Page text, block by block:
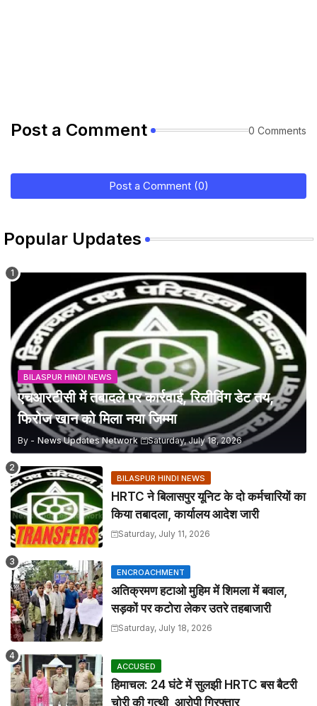
Post a Comment 0 Comments
Post a Comment (0)
Popular Updates
BILASPUR HINDI NEWS
एचआरटीसी में तबादले पर कार्रवाई, रिलीविंग डेट तय,
फिरोज खान को मिला नया जिम्मा
By - News Updates Network Saturday, July 18, 2026
BILASPUR HINDI NEWS
HRTC ने बिलासपुर यूनिट के दो कर्मचारियों का
किया तबादला, कार्यालय आदेश जारी
Saturday, July 11, 2026
ENCROACHMENT
अतिक्रमण हटाओ मुहिम में शिमला में बवाल,
सड़कों पर कटोरा लेकर उतरे तहबाजारी
Saturday, July 18, 2026
ACCUSED
हिमाचल: 24 घंटे में सुलझी HRTC बस बैटरी
चोरी की गुत्थी, आरोपी गिरफ्तार